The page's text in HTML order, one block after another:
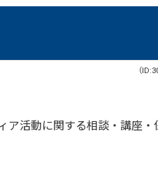
（
ア活動に関する相談・講座・